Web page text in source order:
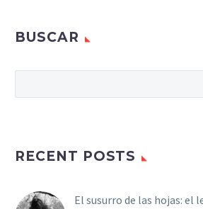
BUSCAR
RECENT POSTS
El susurro de las hojas: el